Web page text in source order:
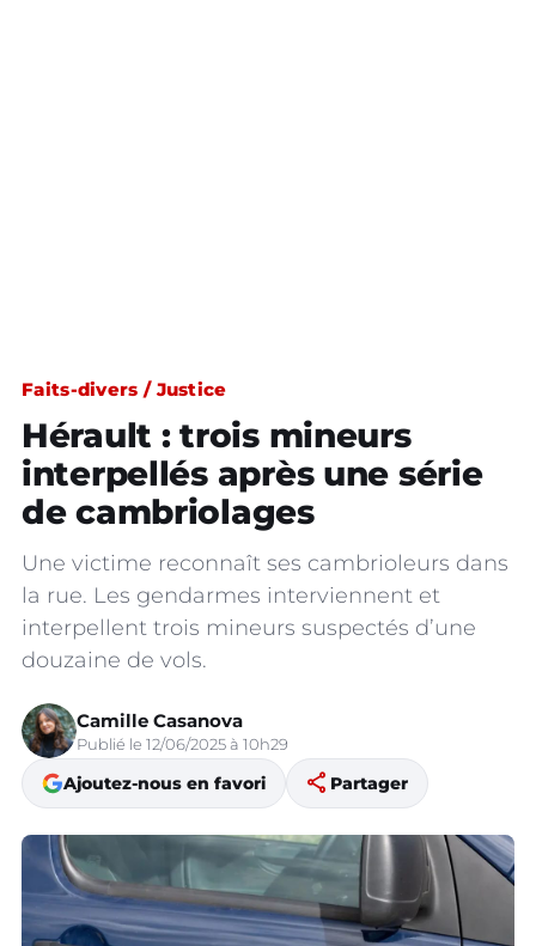
Faits-divers / Justice
Hérault : trois mineurs
interpellés après une série
de cambriolages
Une victime reconnaît ses cambrioleurs dans
la rue. Les gendarmes interviennent et
interpellent trois mineurs suspectés d’une
douzaine de vols.
Camille Casanova
Publié le 12/06/2025 à 10h29
Ajoutez-nous en favori share Partager